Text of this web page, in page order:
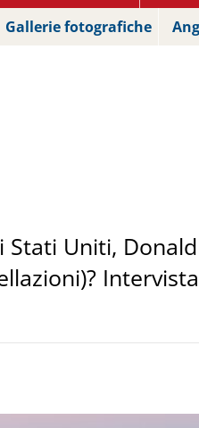
Gallerie fotografiche
Stati Uniti,